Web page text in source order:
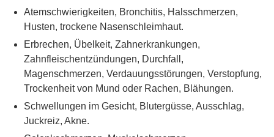
Atemschwierigkeiten, Bronchitis, Halsschmerzen,
Husten, trockene Nasenschleimhaut.
Erbrechen, Übelkeit, Zahnerkrankungen,
Zahnfleischentzündungen, Durchfall,
Magenschmerzen, Verdauungsstörungen, Verstopfung,
Trockenheit von Mund oder Rachen, Blähungen.
Schwellungen im Gesicht, Blutergüsse, Ausschlag,
Juckreiz, Akne.